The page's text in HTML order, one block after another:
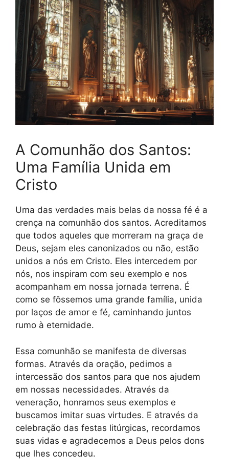
A Comunhão dos Santos:
Uma Família Unida em
Cristo
Uma das verdades mais belas da nossa fé é a
crença na comunhão dos santos. Acreditamos
que todos aqueles que morreram na graça de
Deus, sejam eles canonizados ou não, estão
unidos a nós em Cristo. Eles intercedem por
nós, nos inspiram com seu exemplo e nos
acompanham em nossa jornada terrena. É
como se fôssemos uma grande família, unida
por laços de amor e fé, caminhando juntos
rumo à eternidade.
Essa comunhão se manifesta de diversas
formas. Através da oração, pedimos a
intercessão dos santos para que nos ajudem
em nossas necessidades. Através da
veneração, honramos seus exemplos e
buscamos imitar suas virtudes. E através da
celebração das festas litúrgicas, recordamos
suas vidas e agradecemos a Deus pelos dons
que lhes concedeu.